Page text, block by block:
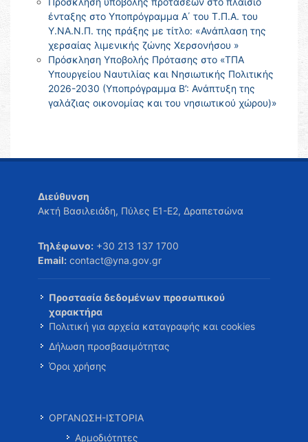
ένταξης στο Υποπρόγραμμα Α΄ του Τ.Π.Α. του
Υ.ΝΑ.Ν.Π. της πράξης με τίτλο: «Ανάπλαση της
χερσαίας λιμενικής ζώνης Χερσονήσου »
Πρόσκληση Υποβολής Πρότασης στο «ΤΠΑ
Υπουργείου Ναυτιλίας και Νησιωτικής Πολιτικής
2026-2030 (Υποπρόγραμμα Β’: Ανάπτυξη της
γαλάζιας οικονομίας και του νησιωτικού χώρου)»
Διεύθυνση
Ακτή Βασιλειάδη, Πύλες Ε1-Ε2, Δραπετσώνα
Τηλέφωνο: +30 213 137 1700
Email: contact@yna.gov.gr
Προστασία δεδομένων προσωπικού
χαρακτήρα
Πολιτική για αρχεία καταγραφής και cookies
Δήλωση προσβασιμότητας
Όροι χρήσης
ΟΡΓΑΝΩΣΗ-ΙΣΤΟΡΙΑ
Αρμοδιότητες